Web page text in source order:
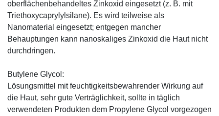
oberflächenbehandeltes Zinkoxid eingesetzt (z. B. mit
Triethoxycaprylylsilane). Es wird teilweise als
Nanomaterial eingesetzt; entgegen mancher
Behauptungen kann nanoskaliges Zinkoxid die Haut nicht
durchdringen.
Butylene Glycol:
Lösungsmittel mit feuchtigkeitsbewahrender Wirkung auf
die Haut, sehr gute Verträglichkeit, sollte in täglich
verwendeten Produkten dem Propylene Glycol vorgezogen